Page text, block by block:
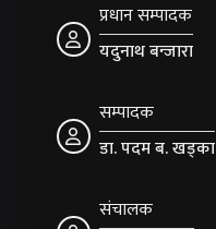
प्रधान सम्पादक
यदुनाथ बन्जारा
सम्पादक
डा. पदम ब. खड्का
संचालक